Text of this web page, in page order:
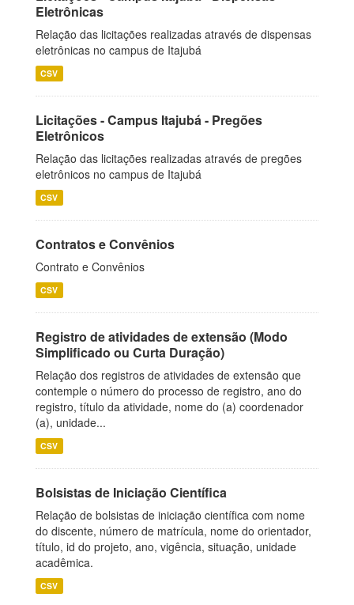
Eletrônicas
Relação das licitações realizadas através de dispensas
eletrônicas no campus de Itajubá
CSV
Licitações - Campus Itajubá - Pregões
Eletrônicos
Relação das licitações realizadas através de pregões
eletrônicos no campus de Itajubá
CSV
Contratos e Convênios
Contrato e Convênios
CSV
Registro de atividades de extensão (Modo
Simplificado ou Curta Duração)
Relação dos registros de atividades de extensão que
contemple o número do processo de registro, ano do
registro, título da atividade, nome do (a) coordenador
(a), unidade...
CSV
Bolsistas de Iniciação Científica
Relação de bolsistas de iniciação científica com nome
do discente, número de matrícula, nome do orientador,
título, id do projeto, ano, vigência, situação, unidade
acadêmica.
CSV